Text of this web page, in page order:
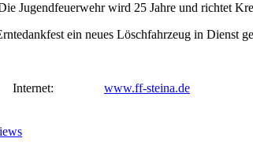
Jugendfeuerwehr wird 25 Jahre und richtet
ein neues Löschfahrzeug in Dienst
Internet: www.ff-steina.de